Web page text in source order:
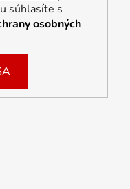
súhlasíte s
osobných